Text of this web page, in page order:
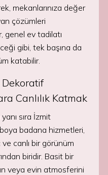
mekanlarınıza değer
çözümleri
genel ev tadilatı
gibi, tek başına da
katabilir.
Canlılık Katmak
sıra İzmit
badana hizmetleri,
canlı bir görünüm
biridir. Basit bir
veya evin atmosferini